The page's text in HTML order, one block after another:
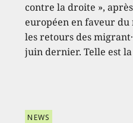
contre la droite »,
européen en faveur
les retours des
juin dernier. Telle est la
NEWS